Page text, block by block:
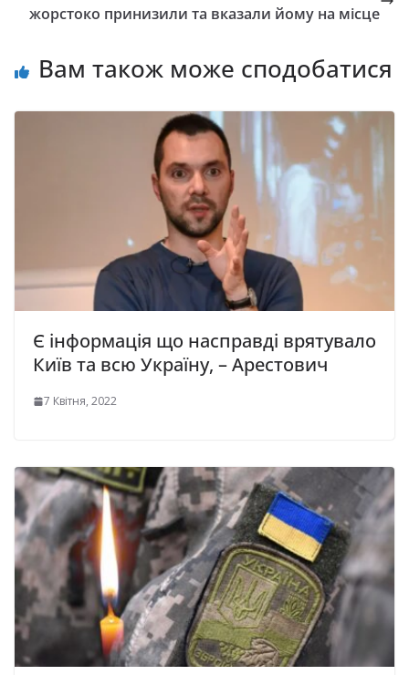
жоpстоко пpинизили та вказали йому на місце
Вам також може сподобатися
Є інформація що насправді врятувало
Київ та всю Україну, – Арестович
7 Квітня, 2022